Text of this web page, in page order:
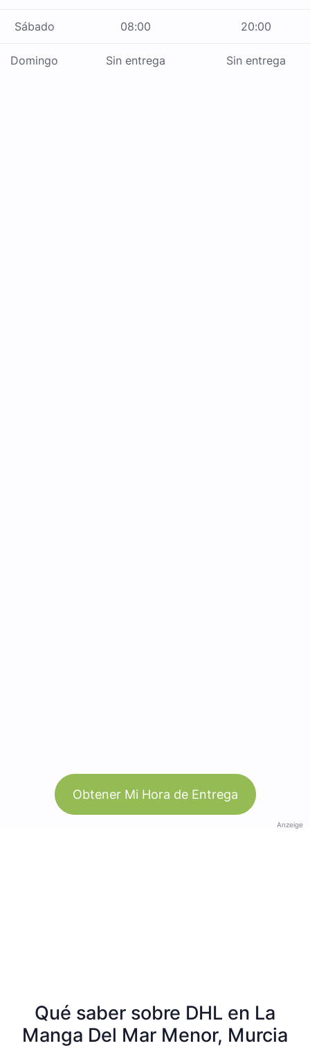
Sábado 08:00 20:00
Domingo Sin entrega Sin entrega
Obtener Mi Hora de Entrega
Anzeige
Qué saber sobre DHL en La
Manga Del Mar Menor, Murcia